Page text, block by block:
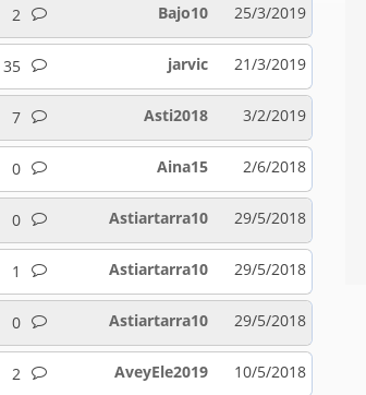
2 25/3/2019
Bajo10
35 21/3/2019
jarvic
7 3/2/2019
Asti2018
0 2/6/2018
Aina15
0 29/5/2018
Astiartarra10
1 29/5/2018
Astiartarra10
0 29/5/2018
Astiartarra10
2 10/5/2018
AveyEle2019